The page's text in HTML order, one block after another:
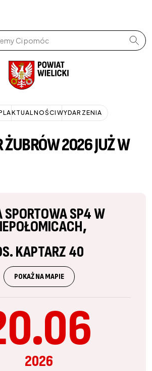
AKTUALNOŚCI WYDARZENIA
2026 JUŻ W
SPORTOWA SP4 W
KAPTARZ 40
POKAŻ NA MAPIE
2026